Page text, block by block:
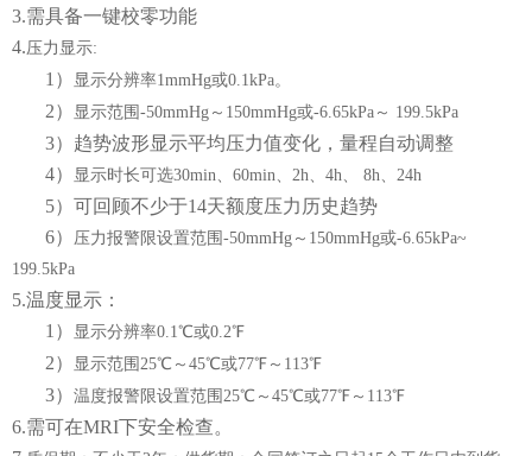
3.需具备一键校零功能
4.压力显示:
1） 显示分辨率1mmHg或0.1kPa。
2） 显示范围 -50mmHg～150mmHg或-6.65kPa～ 199.5kPa
3）趋势波形显示平均压力值变化，量程自动调整
4）
显示时长可选30min、60min、2h、4h、 8h、24h
5）可回顾不少于14天额度压力历史趋势
6）
压力报警限设置范围 -50mmHg～150mmHg或-6.65kPa~
199.5kPa
5.温度显示：
1）
显示分辨率0.1℃或0.2℉
2） 显示范围 25℃～45℃或77℉～113℉
3） 温度报警限设置范围 25℃～45℃或77℉～113℉
6.需可在MRI下安全检查。